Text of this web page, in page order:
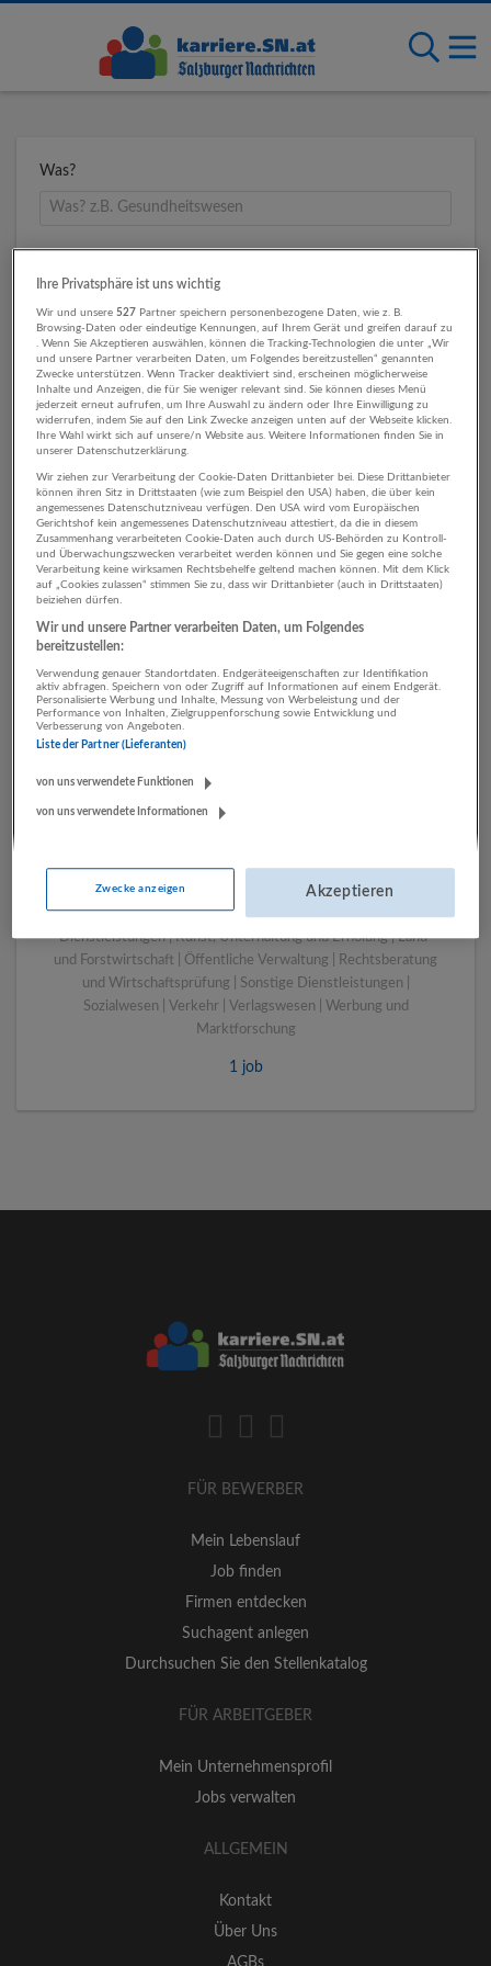
Was?
Umkreis
1 Handwerk Verlagswesen
Unternehmen
LUGSTEIN CONSULTING
Bau | Beherbergung und Gastronomie | Einzelhandel |
Energieversorgung | Finanz- und Versicherungsleistungen |
Gesundheitswesen | Herstellung von Waren | IT-
Dienstleistungen | Kunst, Unterhaltung und Erholung | Land-
und Forstwirtschaft | Öffentliche Verwaltung | Rechtsberatung
und Wirtschaftsprüfung | Sonstige Dienstleistungen |
Sozialwesen | Verkehr | Verlagswesen | Werbung und
Marktforschung
1 job
FÜR BEWERBER
Mein Lebenslauf
Job finden
Firmen entdecken
Suchagent anlegen
Durchsuchen Sie den Stellenkatalog
FÜR ARBEITGEBER
Mein Unternehmensprofil
Jobs verwalten
ALLGEMEIN
Kontakt
Über Uns
AGBs
Ihre Privatsphäre ist uns wichtig
Wir und unsere527 Partner speichern personenbezogene Daten, wie z. B.
Browsing-Daten oder eindeutige Kennungen, auf Ihrem Gerät und greifen darauf zu
. Wenn Sie Akzeptieren auswählen, können die Tracking-Technologien die unter „Wir
und unsere Partner verarbeiten Daten, um Folgendes bereitzustellen“ genannten
Zwecke unterstützen. Wenn Tracker deaktiviert sind, erscheinen möglicherweise
Inhalte und Anzeigen, die für Sie weniger relevant sind. Sie können dieses Menü
jederzeit erneut aufrufen, um Ihre Auswahl zu ändern oder Ihre Einwilligung zu
widerrufen, indem Sie auf den Link Zwecke anzeigen unten auf der Webseite klicken.
Ihre Wahl wirkt sich auf unsere/n Website aus. Weitere Informationen finden Sie in
unserer Datenschutzerklärung.
Wir ziehen zur Verarbeitung der Cookie-Daten Drittanbieter bei. Diese Drittanbieter
können ihren Sitz in Drittstaaten (wie zum Beispiel den USA) haben, die über kein
angemessenes Datenschutzniveau verfügen. Den USA wird vom Europäischen
Gerichtshof kein angemessenes Datenschutzniveau attestiert, da die in diesem
Zusammenhang verarbeiteten Cookie-Daten auch durch US-Behörden zu Kontroll-
und Überwachungszwecken verarbeitet werden können und Sie gegen eine solche
Verarbeitung keine wirksamen Rechtsbehelfe geltend machen können. Mit dem Klick
auf „Cookies zulassen“ stimmen Sie zu, dass wir Drittanbieter (auch in Drittstaaten)
beiziehen dürfen.
Wir und unsere Partner verarbeiten Daten, um Folgendes
bereitzustellen:
Verwendung genauer Standortdaten. Endgeräteeigenschaften zur Identifikation
aktiv abfragen. Speichern von oder Zugriff auf Informationen auf einem Endgerät.
Personalisierte Werbung und Inhalte, Messung von Werbeleistung und der
Performance von Inhalten, Zielgruppenforschung sowie Entwicklung und
Verbesserung von Angeboten.
Liste der Partner (Lieferanten)
von uns verwendete Funktionen
von uns verwendete Informationen
Zwecke anzeigen Akzeptieren